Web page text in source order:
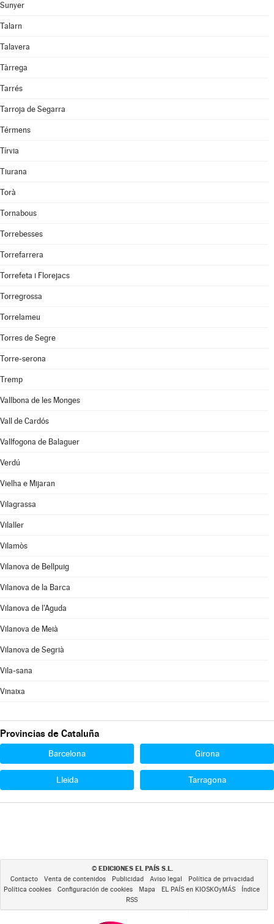
Sunyer
Talarn
Talavera
Tàrrega
Tarrés
Tarroja de Segarra
Térmens
Tírvia
Tiurana
Torà
Tornabous
Torrebesses
Torrefarrera
Torrefeta i Florejacs
Torregrossa
Torrelameu
Torres de Segre
Torre-serona
Tremp
Vallbona de les Monges
Vall de Cardós
Vallfogona de Balaguer
Verdú
Vielha e Mijaran
Vilagrassa
Vilaller
Vilamòs
Vilanova de Bellpuig
Vilanova de la Barca
Vilanova de l'Aguda
Vilanova de Meià
Vilanova de Segrià
Vila-sana
Vinaixa
Provincias de Cataluña
Barcelona Girona
Lleida Tarragona
© EDICIONES EL PAÍS S.L.
Contacto Venta de contenidos Publicidad Aviso legal
Política de privacidad
Política cookies
Configuración de cookies Mapa EL PAÍS en KIOSKOyMÁS
Índice
RSS